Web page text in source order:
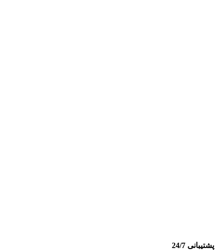
پشتیبانی 24/7